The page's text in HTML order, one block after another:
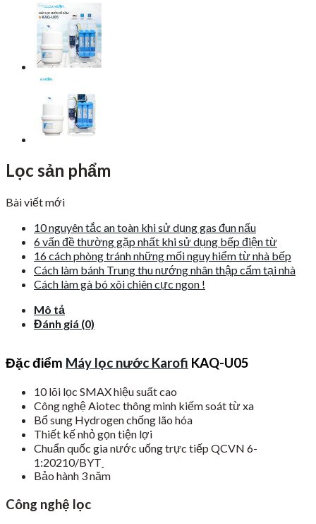
Lọc sản phẩm
Bài viết mới
10 nguyên tắc an toàn khi sử dụng gas đun nấu
6 vấn đề thường gặp nhất khi sử dụng bếp điện từ
16 cách phòng tránh những mối nguy hiểm từ nhà bếp
Cách làm bánh Trung thu nướng nhân thập cẩm tại nhà
Cách làm gà bó xôi chiên cực ngon !
Mô tả
Đánh giá (0)
Đặc điểm Máy lọc nước Karofi KAQ-U05
10 lõi lọc SMAX hiệu suất cao
Công nghệ Aiotec thông minh kiếm soát từ xa
Bổ sung Hydrogen chống lão hóa
Thiết kế nhỏ gọn tiện lợi
Chuẩn quốc gia nước uống trực tiếp QCVN 6-
1:20210/BYT
Bảo hành 3 năm
Công nghệ lọc